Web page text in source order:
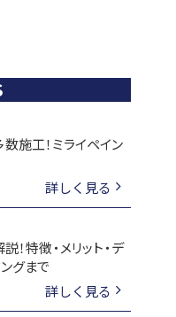
施工！ミライペイン
詳しく見る
！特徴・メリット・デ
グまで
詳しく見る